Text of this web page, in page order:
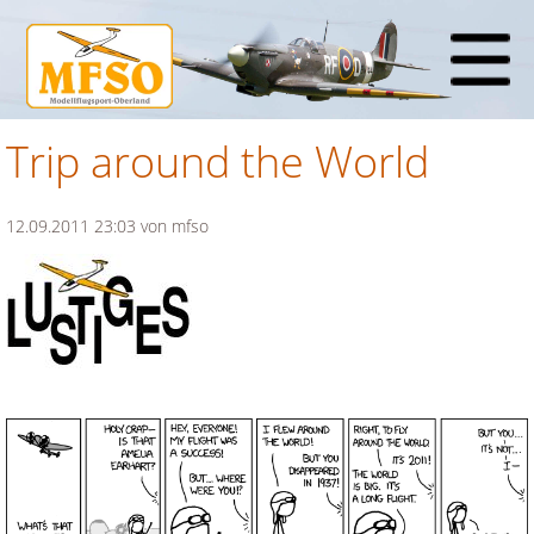
Trip around the World
12.09.2011 23:03 von mfso